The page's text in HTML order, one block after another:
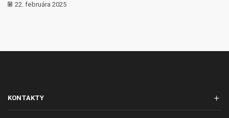
22. februára 2025
KONTAKTY